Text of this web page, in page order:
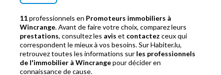
11professionnels en Promoteurs immobiliers à
Wincrange. Avant de faire votre choix, comparez leurs
prestations, consultez les avis et contactez ceux qui
correspondent le mieux à vos besoins. Sur Habiter.lu,
retrouvez toutes les informations sur les professionnels
de l'immobilier à Wincrangepour décider en
connaissance de cause.